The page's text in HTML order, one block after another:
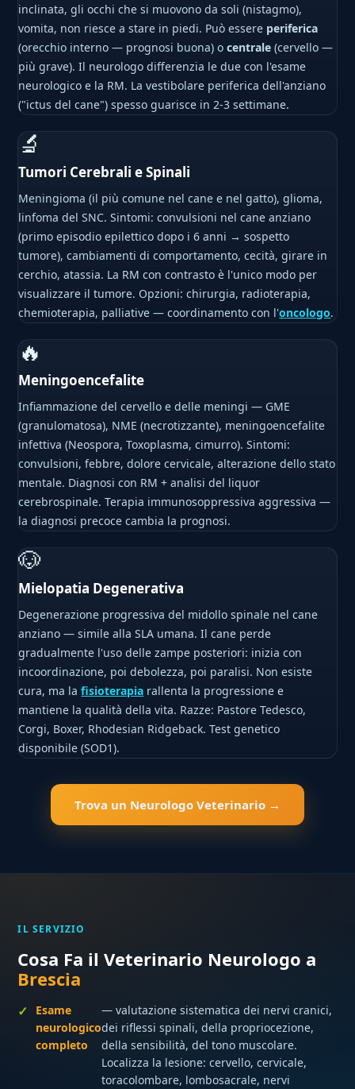
inclinata, gli occhi che si muovono da soli (nistagmo),
vomita, non riesce a stare in piedi. Può essere periferica
(orecchio interno — prognosi buona) ocentrale (cervello —
più grave). Il neurologo differenzia le due con l'esame
neurologico e la RM. La vestibolare periferica dell'anziano
("ictus del cane") spesso guarisce in 2-3 settimane.
🔬
Tumori Cerebrali e Spinali
Meningioma (il più comune nel cane e nel gatto), glioma,
linfoma del SNC. Sintomi: convulsioni nel cane anziano
(primo episodio epilettico dopo i 6 anni → sospetto
tumore), cambiamenti di comportamento, cecità, girare in
cerchio, atassia. La RM con contrasto è l'unico modo per
visualizzare il tumore. Opzioni: chirurgia, radioterapia,
chemioterapia, palliative — coordinamento con l'oncologo.
🔥
Meningoencefalite
Infiammazione del cervello e delle meningi — GME
(granulomatosa), NME (necrotizzante), meningoencefalite
infettiva (Neospora, Toxoplasma, cimurro). Sintomi:
convulsioni, febbre, dolore cervicale, alterazione dello stato
mentale. Diagnosi con RM + analisi del liquor
cerebrospinale. Terapia immunosoppressiva aggressiva —
la diagnosi precoce cambia la prognosi.
🐶
Mielopatia Degenerativa
Degenerazione progressiva del midollo spinale nel cane
anziano — simile alla SLA umana. Il cane perde
gradualmente l'uso delle zampe posteriori: inizia con
incoordinazione, poi debolezza, poi paralisi. Non esiste
cura, ma lafisioterapia rallenta la progressione e
mantiene la qualità della vita. Razze: Pastore Tedesco,
Corgi, Boxer, Rhodesian Ridgeback. Test genetico
disponibile (SOD1).
Trova un Neurologo Veterinario →
IL SERVIZIO
Cosa Fa il Veterinario Neurologo a
Brescia
Esame
neurologico
completo
— valutazione sistematica dei nervi cranici,
dei riflessi spinali, della propriocezione,
della sensibilità, del tono muscolare.
Localizza la lesione: cervello, cervicale,
toracolombare, lombosacrale, nervi